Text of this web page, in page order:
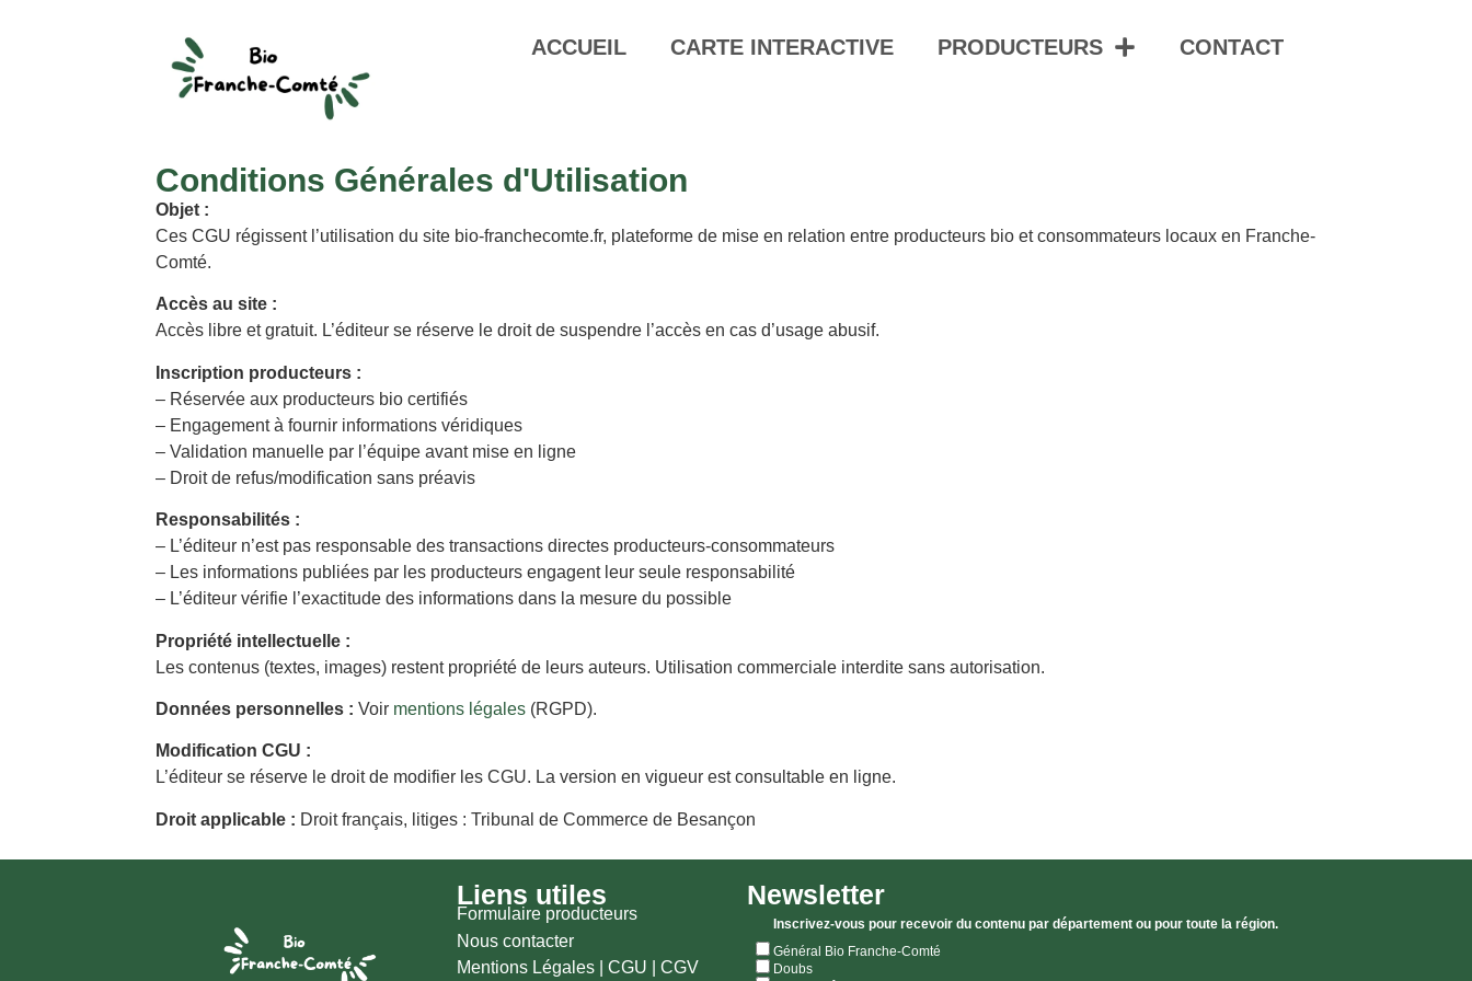
ACCUEIL CARTE INTERACTIVE PRODUCTEURS CONTACT
Conditions Générales d'Utilisation
Objet :
Ces CGU régissent l’utilisation du site bio-franchecomte.fr, plateforme de mise en relation entre producteurs bio et consommateurs locaux en Franche-
Comté.
Accès au site :
Accès libre et gratuit. L’éditeur se réserve le droit de suspendre l’accès en cas d’usage abusif.
Inscription producteurs :
– Réservée aux producteurs bio certifiés
– Engagement à fournir informations véridiques
– Validation manuelle par l’équipe avant mise en ligne
– Droit de refus/modification sans préavis
Responsabilités :
– L’éditeur n’est pas responsable des transactions directes producteurs-consommateurs
– Les informations publiées par les producteurs engagent leur seule responsabilité
– L’éditeur vérifie l’exactitude des informations dans la mesure du possible
Propriété intellectuelle :
Les contenus (textes, images) restent propriété de leurs auteurs. Utilisation commerciale interdite sans autorisation.
Données personnelles :Voir mentions légales (RGPD).
Modification CGU :
L’éditeur se réserve le droit de modifier les CGU. La version en vigueur est consultable en ligne.
Droit applicable : Droit français, litiges : Tribunal de Commerce de Besançon
Liens utiles
Formulaire producteurs
Nous contacter
Mentions Légales |CGU |CGV
Newsletter
Inscrivez-vous pour recevoir du contenu par département ou pour toute la région.
Général Bio Franche-Comté
Doubs